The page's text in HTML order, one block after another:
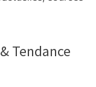
Tendance